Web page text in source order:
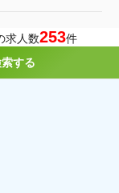
求人数253件
する